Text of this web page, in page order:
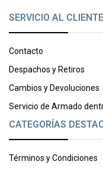
SERVICIO AL CLIENTE
Contacto
Despachos y Retiros
Cambios y Devoluciones
Servicio de Armado
CATEGORÍAS
Términos y Condiciones